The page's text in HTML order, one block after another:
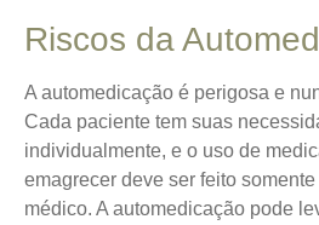
Riscos da
A automedicação é perigosa e
Cada paciente tem suas
individualmente, e o uso de
emagrecer deve ser feito
médico. A automedicação pode